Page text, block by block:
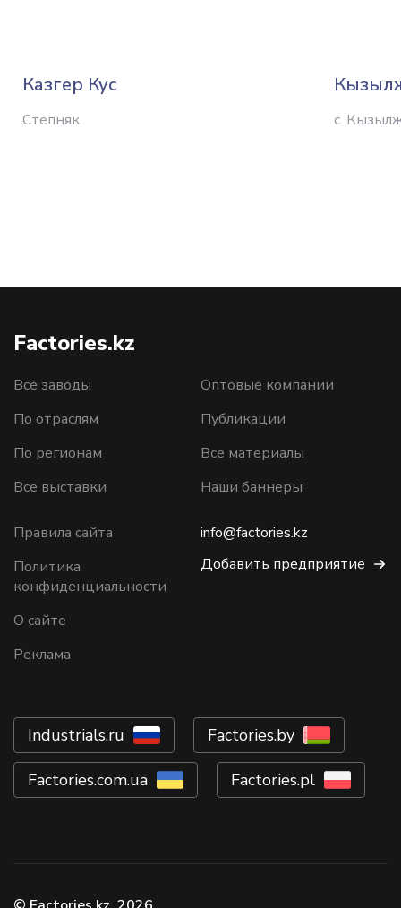
Казгер Кус
Степняк с.
Factories.kz
Все заводы
По отраслям
По регионам
Все выставки
Оптовые компании
Публикации
Все материалы
Наши баннеры
Правила сайта
Политика
конфиденциальности
О сайте
Реклама
info@factories.kz
Добавить предприятие
Industrials.ru Factories.by
Factories.com.ua Factories.pl